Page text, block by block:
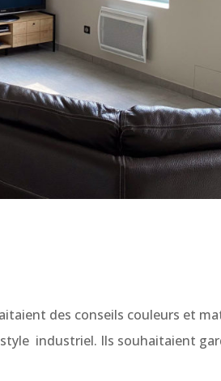
des conseils couleurs et
industriel. Ils souhaitaient